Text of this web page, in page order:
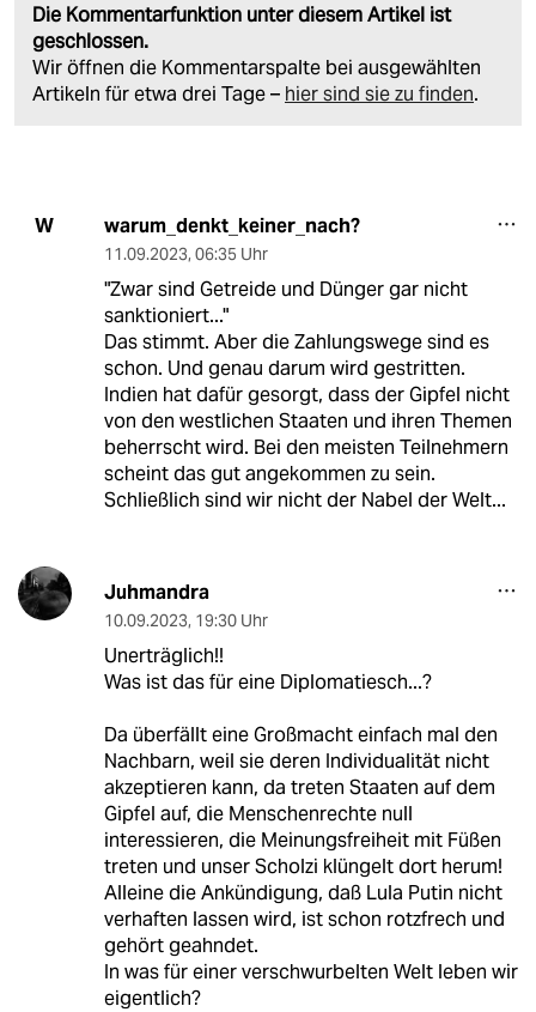
Die Kommentarfunktion unter diesem Artikel ist
geschlossen.
Wir öffnen die Kommentarspalte bei ausgewählten
Artikeln für etwa drei Tage – hier sind sie zu finden.
W warum_denkt_keiner_nach?
11.09.2023, 06:35 Uhr
"Zwar sind Getreide und Dünger gar nicht
sanktioniert..."
Das stimmt. Aber die Zahlungswege sind es
schon. Und genau darum wird gestritten.
Indien hat dafür gesorgt, dass der Gipfel nicht
von den westlichen Staaten und ihren Themen
beherrscht wird. Bei den meisten Teilnehmern
scheint das gut angekommen zu sein.
Schließlich sind wir nicht der Nabel der Welt...
Juhmandra
10.09.2023, 19:30 Uhr
Unerträglich!!
Was ist das für eine Diplomatiesch...?
Da überfällt eine Großmacht einfach mal den
Nachbarn, weil sie deren Individualität nicht
akzeptieren kann, da treten Staaten auf dem
Gipfel auf, die Menschenrechte null
interessieren, die Meinungsfreiheit mit Füßen
treten und unser Scholzi klüngelt dort herum!
Alleine die Ankündigung, daß Lula Putin nicht
verhaften lassen wird, ist schon rotzfrech und
gehört geahndet.
In was für einer verschwurbelten Welt leben wir
eigentlich?